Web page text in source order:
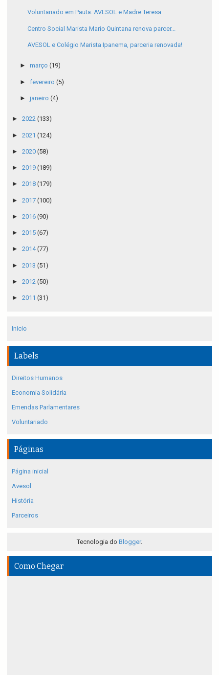
Voluntariado em Pauta: AVESOL e Madre Teresa
Centro Social Marista Mario Quintana renova parcer...
AVESOL e Colégio Marista Ipanema, parceria renovada!
► março (19)
► fevereiro (5)
► janeiro (4)
► 2022 (133)
► 2021 (124)
► 2020 (58)
► 2019 (189)
► 2018 (179)
► 2017 (100)
► 2016 (90)
► 2015 (67)
► 2014(77)
► 2013 (51)
► 2012 (50)
► 2011 (31)
Início
Labels
Direitos Humanos
Economia Solidária
Emendas Parlamentares
Voluntariado
Páginas
Página inicial
Avesol
História
Parceiros
Tecnologia do Blogger.
Como Chegar